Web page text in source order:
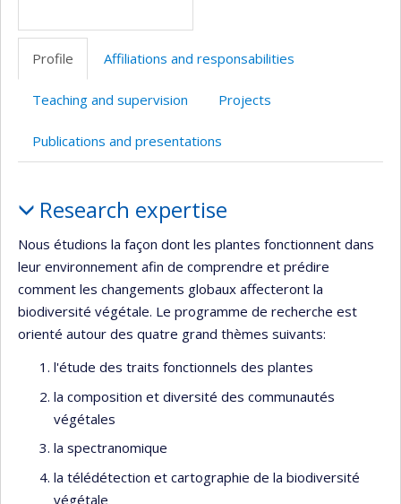
Profile Affiliations and responsabilities
Teaching and supervision Projects
Publications and presentations
Research expertise
Nous étudions la façon dont les plantes fonctionnent dans
leur environnement afin de comprendre et prédire
comment les changements globaux affecteront la
biodiversité végétale. Le programme de recherche est
orienté autour des quatre grand thèmes suivants:
l'étude des traits fonctionnels des plantes
la composition et diversité des communautés
végétales
la spectranomique
la télédétection et cartographie de la biodiversité
végétale